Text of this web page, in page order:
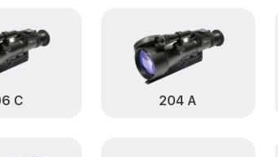
406 Д Infratech
406 Д Infratech
406 Д Infratech
С 204 А